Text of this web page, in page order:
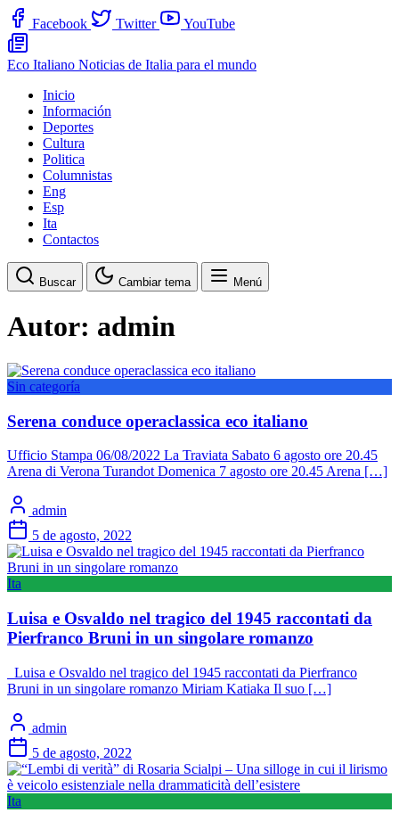
Facebook Twitter YouTube
Eco Italiano Noticias de Italia para el mundo
Inicio
Información
Deportes
Cultura
Politica
Columnistas
Eng
Esp
Ita
Contactos
Buscar Cambiar tema Menú
Autor: admin
Sin categoría
Serena conduce operaclassica eco italiano
Ufficio Stampa 06/08/2022 La Traviata Sabato 6 agosto ore 20.45
Arena di Verona Turandot Domenica 7 agosto ore 20.45 Arena […]
admin
5 de agosto, 2022
Ita
Luisa e Osvaldo nel tragico del 1945 raccontati da
Pierfranco Bruni in un singolare romanzo
Luisa e Osvaldo nel tragico del 1945 raccontati da Pierfranco
Bruni in un singolare romanzo Miriam Katiaka Il suo […]
admin
5 de agosto, 2022
Ita